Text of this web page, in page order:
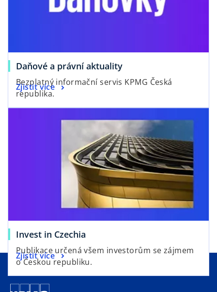
Daňové a právní aktualityo
p
e
s
i
n
a
n
e
w
t
a
Bezplatný informační servis KPMG Česká
republika.
Zjistit více
o
p
e
b
Invest in Czechia
Publikace určená všem investorům se zájmem
o Českou republiku.
Zjistit více